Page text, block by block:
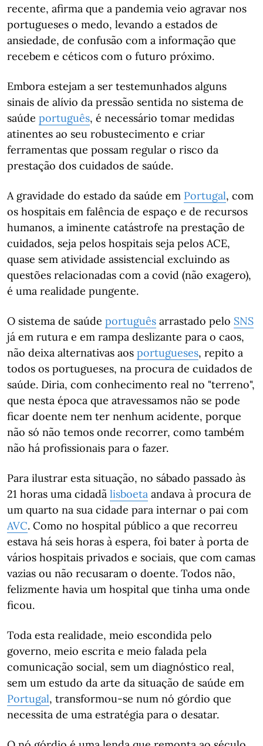
recente, afirma que a pandemia veio agravar nos
portugueses o medo, levando a estados de
ansiedade, de confusão com a informação que
recebem e céticos com o futuro próximo.
Embora estejam a ser testemunhados alguns
sinais de alívio da pressão sentida no sistema de
saúde português, é necessário tomar medidas
atinentes ao seu robustecimento e criar
ferramentas que possam regular o risco da
prestação dos cuidados de saúde.
A gravidade do estado da saúde em Portugal, com
os hospitais em falência de espaço e de recursos
humanos, a iminente catástrofe na prestação de
cuidados, seja pelos hospitais seja pelos ACE,
quase sem atividade assistencial excluindo as
questões relacionadas com a covid (não exagero),
é uma realidade pungente.
O sistema de saúde português arrastado pelo SNS
já em rutura e em rampa deslizante para o caos,
não deixa alternativas aos portugueses, repito a
todos os portugueses, na procura de cuidados de
saúde. Diria, com conhecimento real no "terreno",
que nesta época que atravessamos não se pode
ficar doente nem ter nenhum acidente, porque
não só não temos onde recorrer, como também
não há profissionais para o fazer.
Para ilustrar esta situação, no sábado passado às
21 horas uma cidadã lisboeta andava à procura de
um quarto na sua cidade para internar o pai com
AVC. Como no hospital público a que recorreu
estava há seis horas à espera, foi bater à porta de
vários hospitais privados e sociais, que com camas
vazias ou não recusaram o doente. Todos não,
felizmente havia um hospital que tinha uma onde
ficou.
Toda esta realidade, meio escondida pelo
governo, meio escrita e meio falada pela
comunicação social, sem um diagnóstico real,
sem um estudo da arte da situação de saúde em
Portugal, transformou-se num nó górdio que
necessita de uma estratégia para o desatar.